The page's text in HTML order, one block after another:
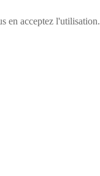
en acceptez l'utilisation.